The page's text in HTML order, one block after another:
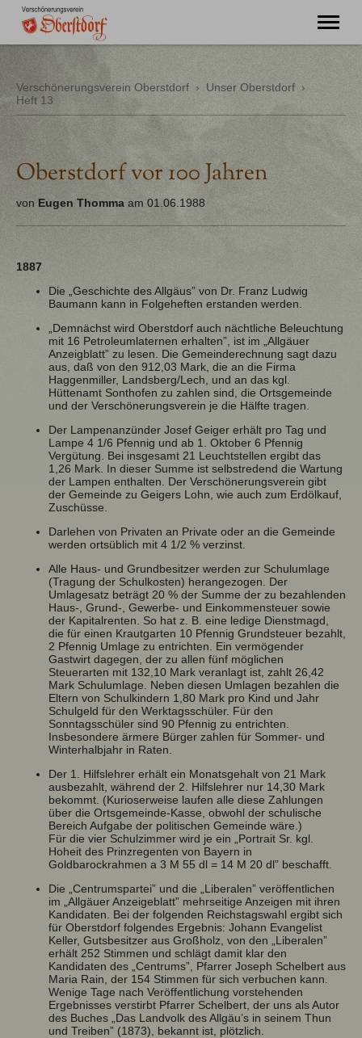
Willkommen
Aktuell
Unser Oberstdorf
Flurnamen
Verschönerungsverein Oberstdorf › Unser Oberstdorf ›
Heft 13
Oberstdorf vor 100 Jahren
von Eugen Thomma am 01.06.1988
1887
Die „Geschichte des Allgäus” von Dr. Franz Ludwig
Baumann kann in Folgeheften erstanden werden.
„Demnächst wird Oberstdorf auch nächtliche Beleuchtung
mit 16 Petroleumlaternen erhalten”, ist im „Allgäuer
Anzeigblatt” zu lesen. Die Gemeinderechnung sagt dazu
aus, daß von den 912,03 Mark, die an die Firma
Haggenmiller, Landsberg/Lech, und an das kgl.
Hüttenamt Sonthofen zu zahlen sind, die Ortsgemeinde
und der Verschönerungsverein je die Hälfte tragen.
Der Lampenanzünder Josef Geiger erhält pro Tag und
Lampe 4 1/6 Pfennig und ab 1. Oktober 6 Pfennig
Vergütung. Bei insgesamt 21 Leuchtstellen ergibt das
1,26 Mark. In dieser Summe ist selbstredend die Wartung
der Lampen enthalten. Der Verschönerungsverein gibt
der Gemeinde zu Geigers Lohn, wie auch zum Erdölkauf,
Zuschüsse.
Darlehen von Privaten an Private oder an die Gemeinde
werden ortsüblich mit 4 1/2 % verzinst.
Alle Haus- und Grundbesitzer werden zur Schulumlage
(Tragung der Schulkosten) herangezogen. Der
Umlagesatz beträgt 20 % der Summe der zu bezahlenden
Haus-, Grund-, Gewerbe- und Einkommensteuer sowie
der Kapitalrenten. So hat z. B. eine ledige Dienstmagd,
die für einen Krautgarten 10 Pfennig Grundsteuer bezahlt,
2 Pfennig Umlage zu entrichten. Ein vermögender
Gastwirt dagegen, der zu allen fünf möglichen
Steuerarten mit 132,10 Mark veranlagt ist, zahlt 26,42
Mark Schulumlage. Neben diesen Umlagen bezahlen die
Eltern von Schulkindern 1,80 Mark pro Kind und Jahr
Schulgeld für den Werktagsschüler. Für den
Sonntagsschüler sind 90 Pfennig zu entrichten.
Insbesondere ärmere Bürger zahlen für Sommer- und
Winterhalbjahr in Raten.
Der 1. Hilfslehrer erhält ein Monatsgehalt von 21 Mark
ausbezahlt, während der 2. Hilfslehrer nur 14,30 Mark
bekommt. (Kurioserweise laufen alle diese Zahlungen
über die Ortsgemeinde-Kasse, obwohl der schulische
Bereich Aufgabe der politischen Gemeinde wäre.)
Für die vier Schulzimmer wird je ein „Portrait Sr. kgl.
Hoheit des Prinzregenten von Bayern in
Goldbarockrahmen a 3 M 55 dl = 14 M 20 dl” beschafft.
Die „Centrumspartei” und die „Liberalen” veröffentlichen
im „Allgäuer Anzeigeblatt” mehrseitige Anzeigen mit ihren
Kandidaten. Bei der folgenden Reichstagswahl ergibt sich
für Oberstdorf folgendes Ergebnis: Johann Evangelist
Keller, Gutsbesitzer aus Großholz, von den „Liberalen”
erhält 252 Stimmen und schlägt damit klar den
Kandidaten des „Centrums”, Pfarrer Joseph Schelbert aus
Maria Rain, der 154 Stimmen für sich verbuchen kann.
Wenige Tage nach Veröffentlichung vorstehenden
Ergebnisses verstirbt Pfarrer Schelbert, der uns als Autor
des Buches „Das Landvolk des Allgäu’s in seinem Thun
und Treiben” (1873), bekannt ist, plötzlich.